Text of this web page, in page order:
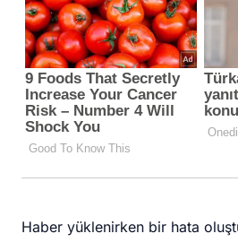
Haber yüklenirken bir hata